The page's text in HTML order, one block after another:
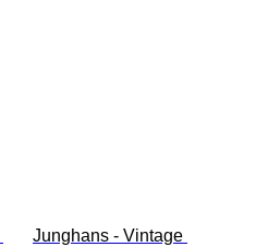
Junghans - Vintage